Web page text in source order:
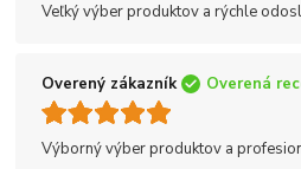
Veľký výber produktov a rýchle
Overený zákazník Overená
Výborný výber produktov a